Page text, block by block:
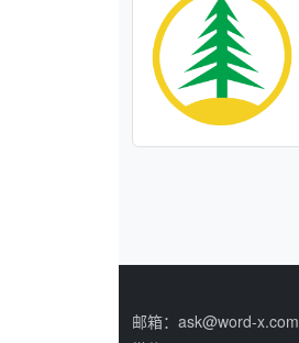
邮箱：ask@word-x.com